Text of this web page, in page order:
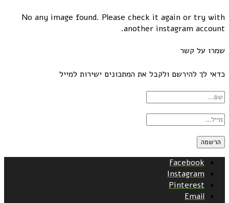
No any image found. Please check it again or try with
another instagram account.
שמרו על קשר
כדאי לך להירשם ולקבל את המתכונים ישירות למייל
Facebook
Instagram
Pinterest
Email